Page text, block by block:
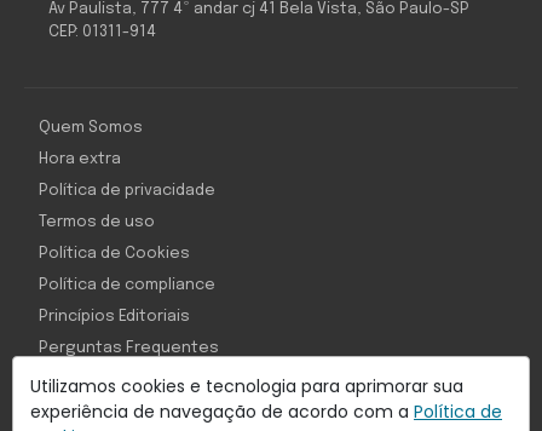
Utilizamos cookies e tecnologia para aprimorar sua
experiência de navegação de acordo com a Política de
Av Paulista, 777 4º andar cj 41 Bela Vista, São Paulo-SP
CEP: 01311-914
Quem Somos
Hora extra
Política de privacidade
Termos de uso
Política de Cookies
Política de compliance
Princípios Editoriais
Perguntas Frequentes